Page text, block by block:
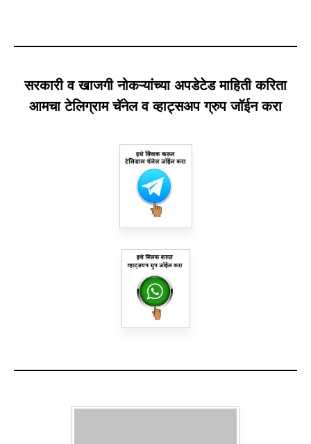
सरकारी व खाजगी नोकऱ्यांच्या अपडेटेड माहिती करिता
आमचा टेलिग्राम चॅनेल व व्हाट्सअप ग्रुप जॉईन करा